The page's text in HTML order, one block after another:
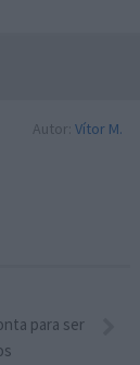
Autor: Vítor M.
para ser